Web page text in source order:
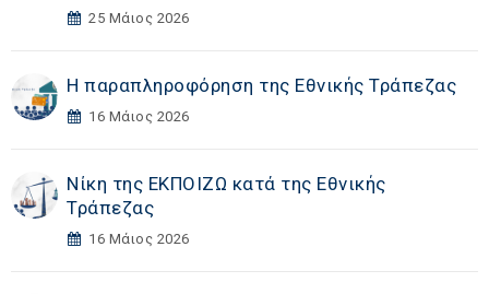
25 Μάιος 2026
Η παραπληροφόρηση της Εθνικής Τράπεζας
16 Μάιος 2026
Νίκη της ΕΚΠΟΙΖΩ κατά της Εθνικής
Τράπεζας
16 Μάιος 2026